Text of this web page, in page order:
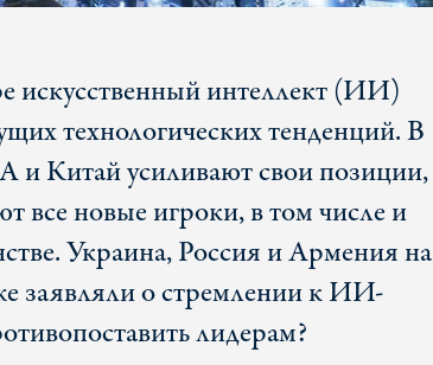
искусственный интеллект (ИИ)
технологических тенденций. В
Китай усиливают свои позиции,
все новые игроки, в том числе и
Украина, Россия и Армения на
заявляли о стремлении к ИИ-
лидерам?